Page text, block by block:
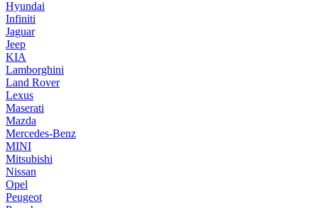
Hyundai
Infiniti
Jaguar
Jeep
KIA
Lamborghini
Land Rover
Lexus
Maserati
Mazda
Mercedes-Benz
MINI
Mitsubishi
Nissan
Opel
Peugeot